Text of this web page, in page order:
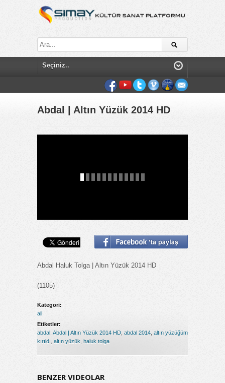
Abdal | Altın Yüzük 2014 HD
Abdal Haluk Tolga | Altın Yüzük 2014 HD
(1105)
Kategori:
all
Etiketler:
abdal Abdal | Altın Yüzük 2014 HD abdal 2014 altın yüzüğüm
kırıldı altın yüzük haluk tolga
BENZER VIDEOLAR